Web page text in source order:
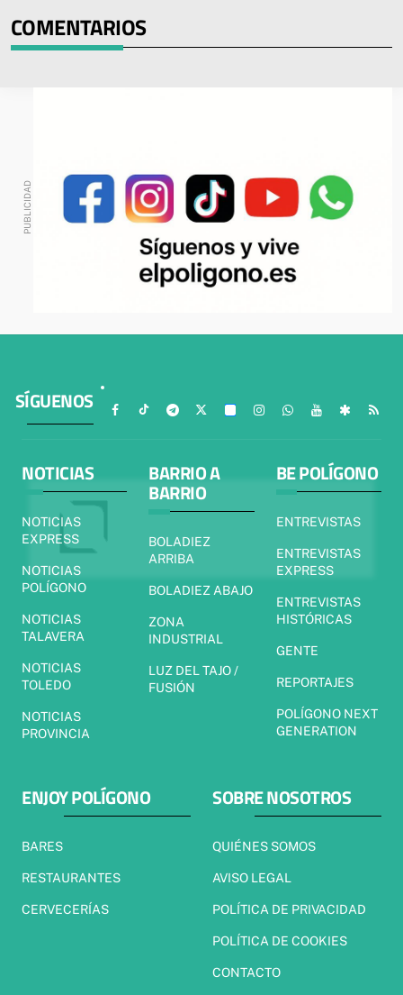
COMENTARIOS
SÍGUENOS
NOTICIAS
NOTICIAS
EXPRESS
NOTICIAS
POLÍGONO
NOTICIAS
TALAVERA
NOTICIAS
TOLEDO
NOTICIAS
PROVINCIA
BARRIO A
BARRIO
BOLADIEZ
ARRIBA
BOLADIEZ ABAJO
ZONA
INDUSTRIAL
LUZ DEL TAJO /
FUSIÓN
BE POLÍGONO
ENTREVISTAS
ENTREVISTAS
EXPRESS
ENTREVISTAS
HISTÓRICAS
GENTE
REPORTAJES
POLÍGONO NEXT
GENERATION
ENJOY POLÍGONO
BARES
RESTAURANTES
CERVECERÍAS
SOBRE NOSOTROS
QUIÉNES SOMOS
AVISO LEGAL
POLÍTICA DE PRIVACIDAD
POLÍTICA DE COOKIES
CONTACTO